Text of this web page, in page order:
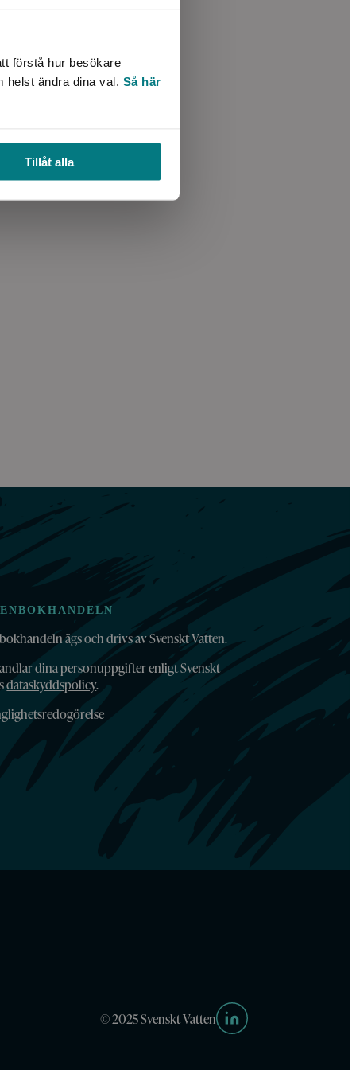
förstå hur besökare
helst ändra dina val. Så här
Tillåt alla
ägs och drivs av Svenskt Vatten.
dina personuppgifter enligt Svenskt
dataskyddspolicy.
© 2025 Svenskt Vatten